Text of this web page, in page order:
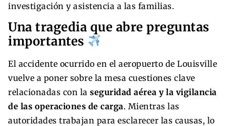
investigación y asistencia a las familias.
Una tragedia que abre preguntas
importantes
El accidente ocurrido en el aeropuerto de Louisville
vuelve a poner sobre la mesa cuestiones clave
relacionadas con la seguridad aérea y la vigilancia
de las operaciones de carga. Mientras las
autoridades trabajan para esclarecer las causas, lo